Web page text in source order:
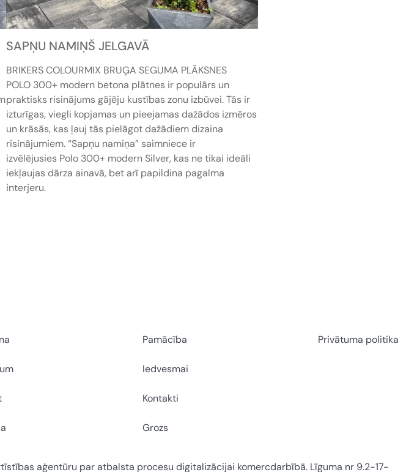
SAPŅU NAMIŅŠ JELGAVĀ
BRIKERS COLOURMIX BRUĢA SEGUMA PLĀKSNES
POLO 300+ modern betona plātnes ir populārs un
praktisks risinājums gājēju kustības zonu izbūvei. Tās ir
izturīgas, viegli kopjamas un pieejamas dažādos izmēros
un krāsās, kas ļauj tās pielāgot dažādiem dizaina
risinājumiem. “Sapņu namiņa” saimniece ir
izvēlējusies Polo 300+ modern Silver, kas ne tikai ideāli
iekļaujas dārza ainavā, bet arī papildina pagalma
interjeru.
Pamācība
Iedvesmai
Kontakti
Grozs
Privātuma politika
aģentūru par atbalsta procesu digitalizācijai komercdarbībā. Līguma nr 9.2-17-